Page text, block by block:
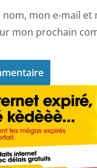
mon e-mail et
mon prochain